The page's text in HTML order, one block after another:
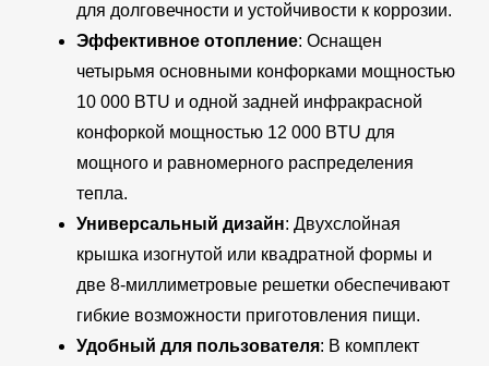
для долговечности и устойчивости к коррозии.
Эффективное отопление: Оснащен
четырьмя основными конфорками мощностью
10 000 BTU и одной задней инфракрасной
конфоркой мощностью 12 000 BTU для
мощного и равномерного распределения
тепла.
Универсальный дизайн: Двухслойная
крышка изогнутой или квадратной формы и
две 8-миллиметровые решетки обеспечивают
гибкие возможности приготовления пищи.
Удобный для пользователя: В комплект